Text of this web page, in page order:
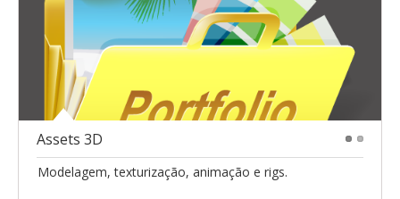
Assets 3D
Modelagem, texturização, animação e rigs.